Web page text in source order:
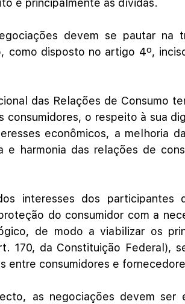
e principalmente as dívidas.
devem se pautar na
como disposto no artigo 4º,
das Relações de Consumo
consumidores, o respeito à sua
econômicos, a melhoria
e harmonia das relações de
interesses dos participantes
do consumidor com a
de modo a viabilizar os
170, da Constituição Federal),
entre consumidores e
as negociações devem ser